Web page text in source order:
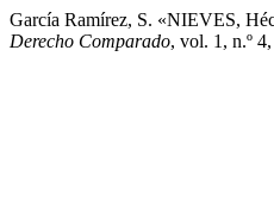
García Ramírez, S. «NIEVES,
Derecho Comparado, vol. 1, n.º